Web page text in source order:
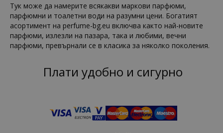
Тук може да намерите всякакви маркови парфюми,
парфюмни и тоалетни води на разумни цени. Богатият
асортимент на perfume-bg.eu включва както най-новите
парфюми, излезли на пазара, така и любими, вечни
парфюми, превърнали се в класика за няколко поколения.
Плати удобно и сигурно